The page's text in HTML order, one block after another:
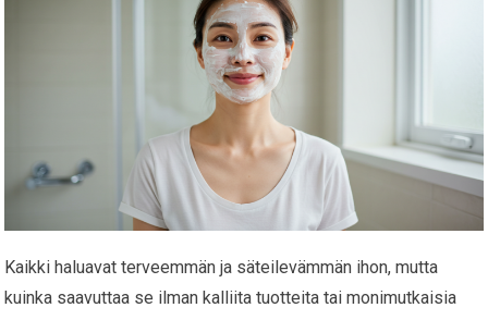
Kaikki haluavat terveemmän ja säteilevämmän ihon, mutta
kuinka saavuttaa se ilman kalliita tuotteita tai monimutkaisia